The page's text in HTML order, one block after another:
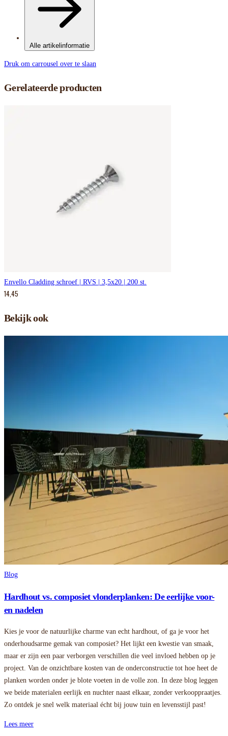
Alle artikelinformatie
Druk om carrousel over te slaan
Gerelateerde producten
Envello Cladding schroef | RVS | 3,5x20 | 200 st.
14,45
Bekijk ook
Blog
Hardhout vs. composiet vlonderplanken: De eerlijke voor-
en nadelen
Kies je voor de natuurlijke charme van echt hardhout, of ga je voor het
onderhoudsarme gemak van composiet? Het lijkt een kwestie van smaak,
maar er zijn een paar verborgen verschillen die veel invloed hebben op je
project. Van de onzichtbare kosten van de onderconstructie tot hoe heet de
planken worden onder je blote voeten in de volle zon. In deze blog leggen
we beide materialen eerlijk en nuchter naast elkaar, zonder verkooppraatjes.
Zo ontdek je snel welk materiaal écht bij jouw tuin en levensstijl past!
Lees meer